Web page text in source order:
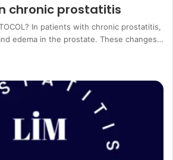
chronic prostatitis
In patients with chronic prostatitis,
edema in the prostate. These changes…